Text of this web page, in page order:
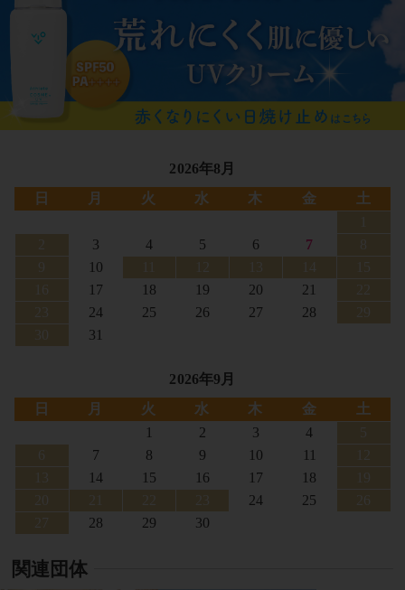
2026年8月
日
月 火 水 木 金
土
3 4 5 6 7
10
17 18 19 20 21
24 25 26 27 28
31
2026年9月
日
月 火 水 木 金
土
1
2 3 4
7 8 9 10 11
14 15 16 17 18
24 25
28 29 30
関連団体